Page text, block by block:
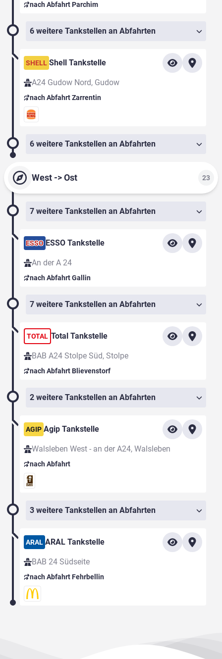
nach Abfahrt Parchim
6 weitere Tankstellen an Abfahrten
SHELL Shell Tankstelle
A24 Gudow Nord, Gudow
nach Abfahrt Zarrentin
6 weitere Tankstellen an Abfahrten
West -> Ost 23
7 weitere Tankstellen an Abfahrten
ESSO ESSO Tankstelle
An der A 24
nach Abfahrt Gallin
7 weitere Tankstellen an Abfahrten
TOTAL Total Tankstelle
BAB A24 Stolpe Süd, Stolpe
nach Abfahrt Blievenstorf
2 weitere Tankstellen an Abfahrten
AGIP Agip Tankstelle
Walsleben West - an der A24, Walsleben
nach Abfahrt
3 weitere Tankstellen an Abfahrten
ARAL ARAL Tankstelle
BAB 24 Südseite
nach Abfahrt Fehrbellin